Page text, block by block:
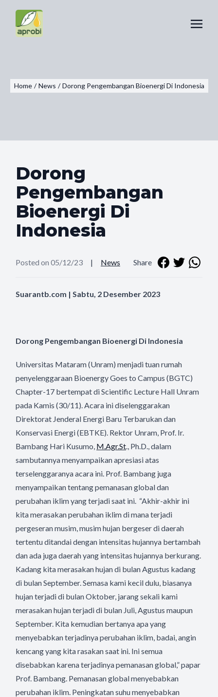
Home / News / Dorong Pengembangan Bioenergi Di Indonesia
Dorong
Pengembangan
Bioenergi Di
Indonesia
Posted on 05/12/23 | News Share
Suarantb.com | Sabtu, 2 Desember 2023
Dorong Pengembangan Bioenergi Di Indonesia
Universitas Mataram (Unram) menjadi tuan rumah
penyelenggaraan Bioenergy Goes to Campus (BGTC)
Chapter-17 bertempat di Scientific Lecture Hall Unram
pada Kamis (30/11). Acara ini diselenggarakan
Direktorat Jenderal Energi Baru Terbarukan dan
Konservasi Energi (EBTKE). Rektor Unram, Prof. Ir.
Bambang Hari Kusumo, M.Agr.St., Ph.D., dalam
sambutannya menyampaikan apresiasi atas
terselenggaranya acara ini. Prof. Bambang juga
menyampaikan tentang pemanasan global dan
perubahan iklim yang terjadi saat ini. “Akhir-akhir ini
kita merasakan perubahan iklim di mana terjadi
pergeseran musim, musim hujan bergeser di daerah
tertentu ditandai dengan intensitas hujannya bertambah
dan ada juga daerah yang intensitas hujannya berkurang.
Kadang kita merasakan hujan di bulan Agustus kadang
di bulan September. Semasa kami kecil dulu, biasanya
hujan terjadi di bulan Oktober, jarang sekali kami
merasakan hujan terjadi di bulan Juli, Agustus maupun
September. Kita kemudian bertanya apa yang
menyebabkan terjadinya perubahan iklim, badai, angin
kencang yang kita rasakan saat ini. Ini semua
disebabkan karena terjadinya pemanasan global,” papar
Prof. Bambang. Pemanasan global menyebabkan
perubahan iklim. Peningkatan suhu menyebabkan